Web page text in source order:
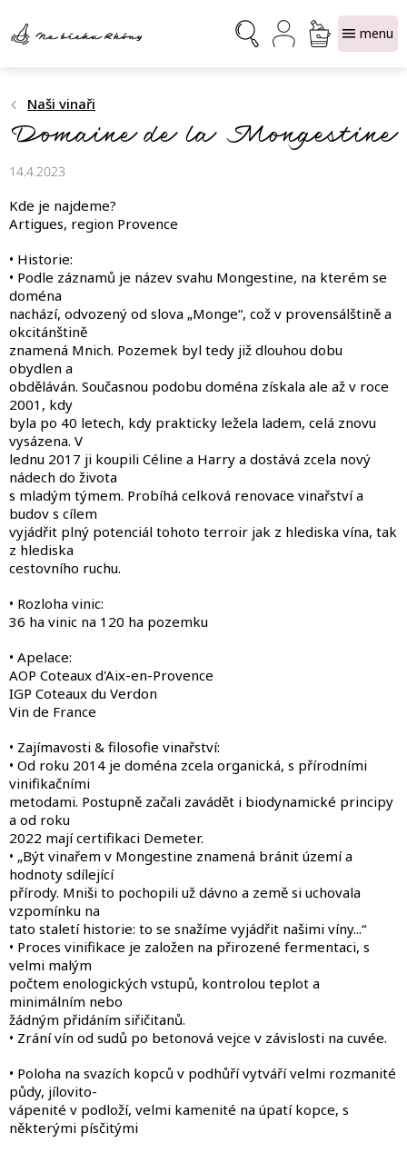
obsah
NÁKUPNÍ
KOŠÍK
Naši vinaři
Domaine de la Mongestine
14.4.2023
Kde je najdeme?
Artigues, region Provence
• Historie:
• Podle záznamů je název svahu Mongestine, na kterém se
doména
nachází, odvozený od slova „Monge“, což v provensálštině a
okcitánštině
znamená Mnich. Pozemek byl tedy již dlouhou dobu
obydlen a
obděláván. Současnou podobu doména získala ale až v roce
2001, kdy
byla po 40 letech, kdy prakticky ležela ladem, celá znovu
vysázena. V
lednu 2017 ji koupili Céline a Harry a dostává zcela nový
nádech do života
s mladým týmem. Probíhá celková renovace vinařství a
budov s cílem
vyjádřit plný potenciál tohoto terroir jak z hlediska vína, tak
z hlediska
cestovního ruchu.
• Rozloha vinic:
36 ha vinic na 120 ha pozemku
• Apelace:
AOP Coteaux d'Aix-en-Provence
IGP Coteaux du Verdon
Vin de France
• Zajímavosti & filosofie vinařství:
• Od roku 2014 je doména zcela organická, s přírodními
vinifikačními
metodami. Postupně začali zavádět i biodynamické principy
a od roku
2022 mají certifikaci Demeter.
• „Být vinařem v Mongestine znamená bránit území a
hodnoty sdílející
přírody. Mniši to pochopili už dávno a země si uchovala
vzpomínku na
tato staletí historie: to se snažíme vyjádřit našimi víny...“
• Proces vinifikace je založen na přirozené fermentaci, s
velmi malým
počtem enologických vstupů, kontrolou teplot a
minimálním nebo
žádným přidáním siřičitanů.
• Zrání vín od sudů po betonová vejce v závislosti na cuvée.
• Poloha na svazích kopců v podhůří vytváří velmi rozmanité
půdy, jílovito-
vápenité v podloží, velmi kamenité na úpatí kopce, s
některými písčitými